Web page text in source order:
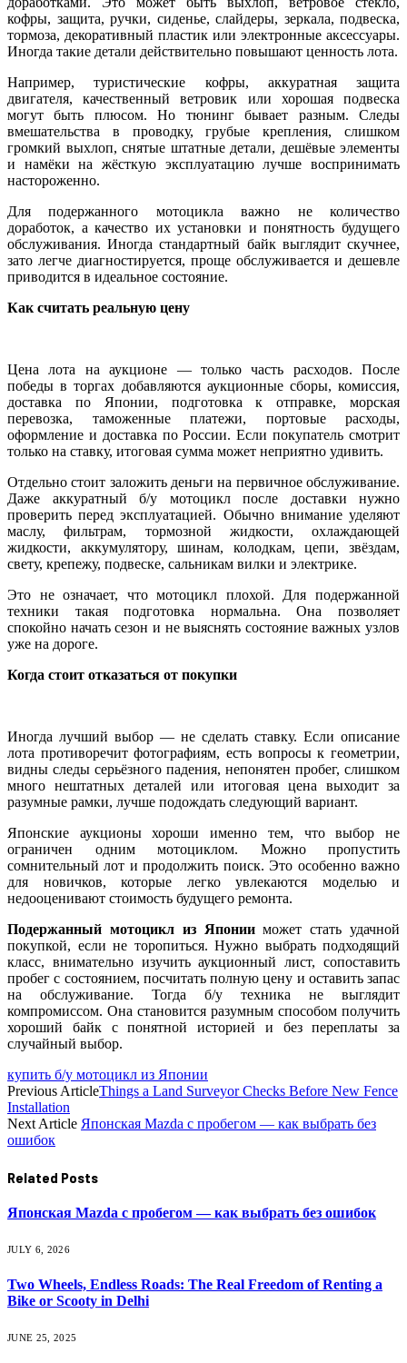
кофры, защита, ручки, сиденье, слайдеры, зеркала, подвеска,
тормоза, декоративный пластик или электронные аксессуары.
Иногда такие детали действительно повышают ценность лота.
Например, туристические кофры, аккуратная защита
двигателя, качественный ветровик или хорошая подвеска
могут быть плюсом. Но тюнинг бывает разным. Следы
вмешательства в проводку, грубые крепления, слишком
громкий выхлоп, снятые штатные детали, дешёвые элементы
и намёки на жёсткую эксплуатацию лучше воспринимать
настороженно.
Для подержанного мотоцикла важно не количество
доработок, а качество их установки и понятность будущего
обслуживания. Иногда стандартный байк выглядит скучнее,
зато легче диагностируется, проще обслуживается и дешевле
приводится в идеальное состояние.
Как считать реальную цену
Цена лота на аукционе — только часть расходов. После
победы в торгах добавляются аукционные сборы, комиссия,
доставка по Японии, подготовка к отправке, морская
перевозка, таможенные платежи, портовые расходы,
оформление и доставка по России. Если покупатель смотрит
только на ставку, итоговая сумма может неприятно удивить.
Отдельно стоит заложить деньги на первичное обслуживание.
Даже аккуратный б/у мотоцикл после доставки нужно
проверить перед эксплуатацией. Обычно внимание уделяют
маслу, фильтрам, тормозной жидкости, охлаждающей
жидкости, аккумулятору, шинам, колодкам, цепи, звёздам,
свету, крепежу, подвеске, сальникам вилки и электрике.
Это не означает, что мотоцикл плохой. Для подержанной
техники такая подготовка нормальна. Она позволяет
спокойно начать сезон и не выяснять состояние важных узлов
уже на дороге.
Когда стоит отказаться от покупки
Иногда лучший выбор — не сделать ставку. Если описание
лота противоречит фотографиям, есть вопросы к геометрии,
видны следы серьёзного падения, непонятен пробег, слишком
много нештатных деталей или итоговая цена выходит за
разумные рамки, лучше подождать следующий вариант.
Японские аукционы хороши именно тем, что выбор не
ограничен одним мотоциклом. Можно пропустить
сомнительный лот и продолжить поиск. Это особенно важно
для новичков, которые легко увлекаются моделью и
недооценивают стоимость будущего ремонта.
Подержанный мотоцикл из Японииможет стать удачной
покупкой, если не торопиться. Нужно выбрать подходящий
класс, внимательно изучить аукционный лист, сопоставить
пробег с состоянием, посчитать полную цену и оставить запас
на обслуживание. Тогда б/у техника не выглядит
компромиссом. Она становится разумным способом получить
хороший байк с понятной историей и без переплаты за
случайный выбор.
купить б/у мотоцикл из Японии
Previous ArticleThings a Land Surveyor Checks Before New Fence
Installation
Next Article Японская Mazda с пробегом — как выбрать без
ошибок
Related Posts
Японская Mazda с пробегом — как выбрать без ошибок
JULY 6, 2026
Two Wheels, Endless Roads: The Real Freedom of Renting a
Bike or Scooty in Delhi
JUNE 25, 2025